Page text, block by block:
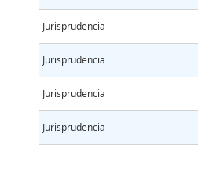
Jurisprudencia
Jurisprudencia
Jurisprudencia
Jurisprudencia